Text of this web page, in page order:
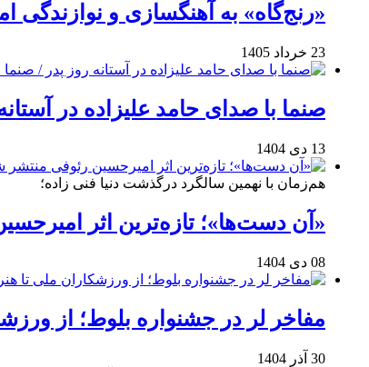
«رنج‌گاه» به آهنگسازی و
23 خرداد 1405
صنما با صدای حامد علیزاده در
13 دی 1404
هم‌زمان با نهمین سالگرد درگذشت دنیا فنی زاده؛
«آن دست‌ها»؛ تازه‌ترین اثر
08 دی 1404
مفاخر لر در جشنواره بلوط؛ از
30 آذر 1404